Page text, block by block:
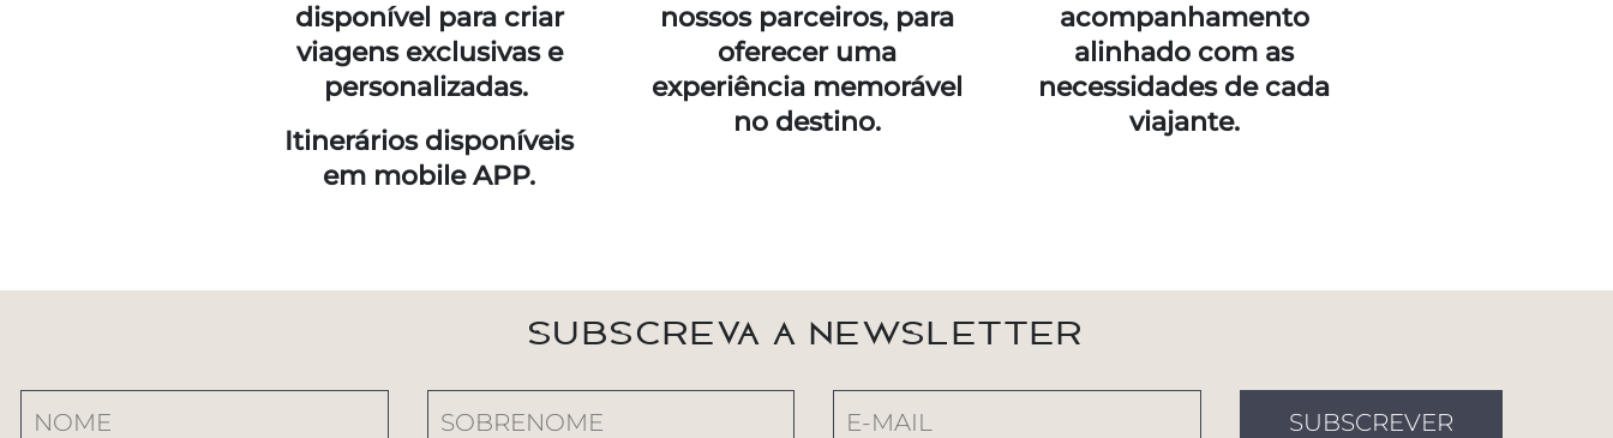
disponível para criar
viagens exclusivas e
personalizadas.
Itinerários disponíveis
em mobile APP.
nossos parceiros, para
oferecer uma
experiência memorável
no destino.
acompanhamento
alinhado com as
necessidades de cada
viajante.
SUBSCREVA A NEWSLETTER
SUBSCREVER